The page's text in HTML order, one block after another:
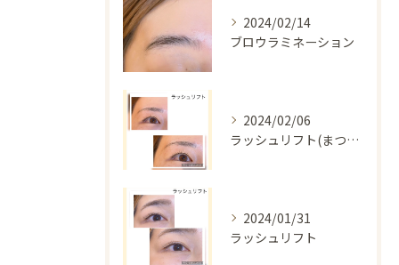
2024/02/14
ブロウラミネーション
2024/02/06
ラッシュリフト(まつ毛パーマ)
2024/01/31
ラッシュリフト